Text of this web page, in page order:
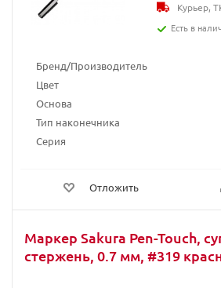
Бренд/Производитель
Цвет
Основа
Тип наконечника
Серия
Отложить
Курьер,
Есть в
Маркер Sakura Pen-Touch,
стержень, 0.7 мм, #319